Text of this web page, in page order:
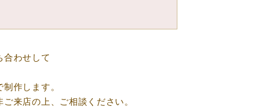
合わせして
作します。
来店の上、ご相談ください。